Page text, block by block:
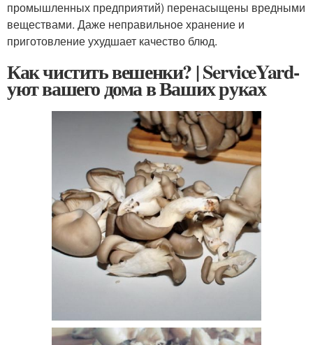
промышленных предприятий) перенасыщены вредными
веществами. Даже неправильное хранение и
приготовление ухудшает качество блюд.
Как чистить вешенки? | ServiceYard-
уют вашего дома в Ваших руках